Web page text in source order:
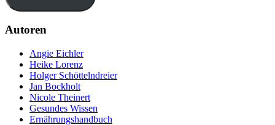
Autoren
Angie Eichler
Heike Lorenz
Holger Schöttelndreier
Jan Bockholt
Nicole Theinert
Gesundes Wissen
Ernährungshandbuch